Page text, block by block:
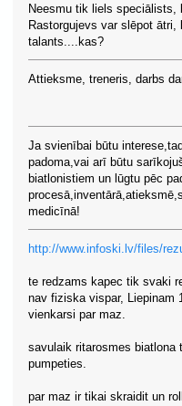
Neesmu tik liels speciālists,
Rastorgujevs var slēpot
talants....kas?
Attieksme, treneris, darbs
Ja svienībai būtu
padoma,vai arī būtu
biatlonistiem un lūgtu pēc
medicīnā!
http://www.infoski.lv/files/
te redzams kapec tik svaki
nav fiziska vispar, Liepinam
vienkarsi par maz.
savulaik ritarosmes biatlona
pumpeties.
par maz ir tikai skraidit un